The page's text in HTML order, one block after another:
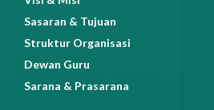
Sasaran & Tujuan
Struktur Organisasi
Dewan Guru
Sarana & Prasarana